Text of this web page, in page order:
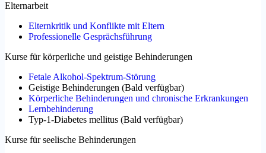
Elternarbeit
Elternkritik und Konflikte mit Eltern
Professionelle Gesprächsführung
Kurse für körperliche und geistige Behinderungen
Fetale Alkohol-Spektrum-Störung
Geistige Behinderungen (Bald verfügbar)
Körperliche Behinderungen und chronische Erkrankungen
Lernbehinderung
Typ-1-Diabetes mellitus (Bald verfügbar)
Kurse für seelische Behinderungen